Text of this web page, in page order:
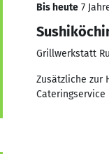
Bis heute 7
Grillwerkstatt
Zusätzliche zur
Cateringservice